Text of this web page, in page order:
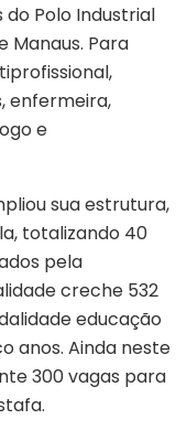
Polo Industrial
Manaus. Para
enfermeira,
e
sua estrutura,
totalizando 40
pela
creche 532
educação
anos. Ainda neste
300 vagas para